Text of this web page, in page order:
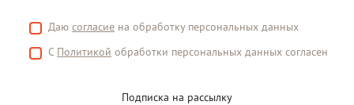
Даю согласие на обработку персональных данных
С Политикой обработки персональных данных согласен
Подписка на рассылку